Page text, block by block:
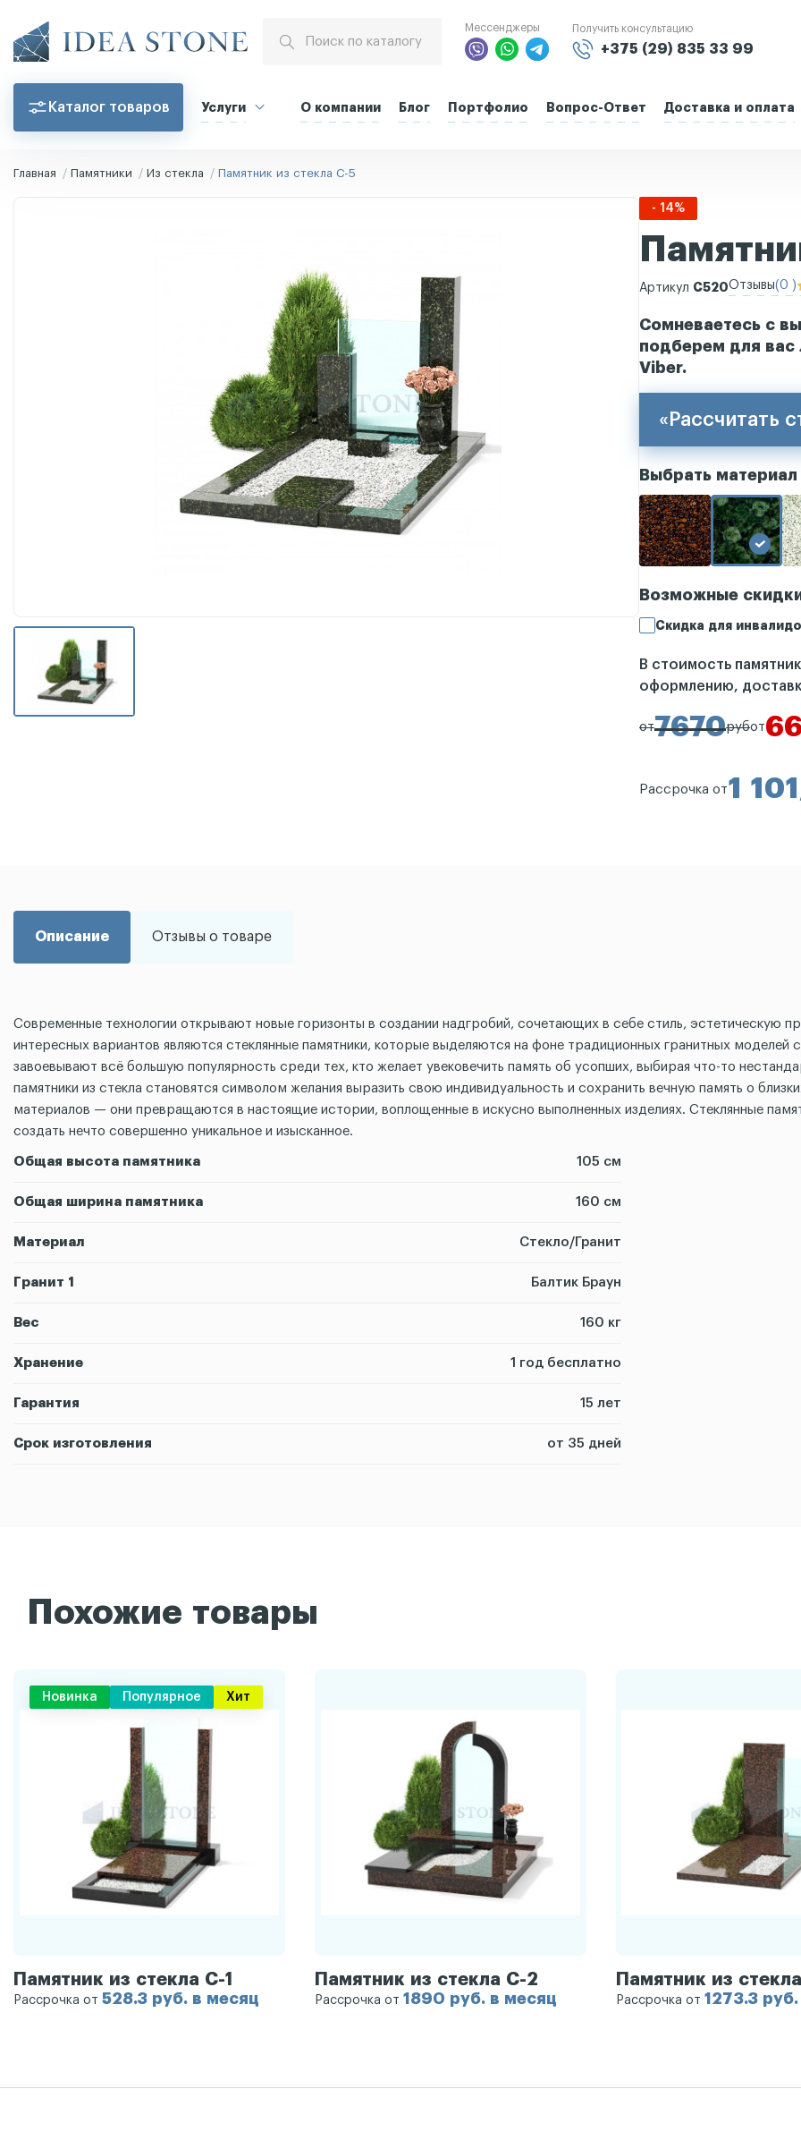
Мессенджеры Получить консультацию
+375 (29) 835 33 99
Каталог товаров Услуги О компании Блог Портфолио Вопрос-Ответ Доставка и оплата
Главная Памятники Из стекла Памятник из стекла С-5
- 14%
Артикул С520Отзывы(0 )
Сомневаетесь с
подберем для вас
Viber.
«Рассчитать
Выбрать материал
Возможные
Скидка для
В стоимость
оформлению,
от7670рубот
Рассрочка от1
Описание Отзывы о товаре
Современные технологии открывают новые горизонты в создании надгробий, сочетающих в себе стиль, эстетическую
интересных вариантов являются стеклянные памятники, которые выделяются на фоне традиционных гранитных моделей
завоевывают всё большую популярность среди тех, кто желает увековечить память об усопших, выбирая что-то
памятники из стекла становятся символом желания выразить свою индивидуальность и сохранить вечную память о
материалов — они превращаются в настоящие истории, воплощенные в искусно выполненных изделиях. Стеклянные
создать нечто совершенно уникальное и изысканное.
Общая высота памятника 105 см
Общая ширина памятника 160 см
Материал Стекло/Гранит
Гранит 1 Балтик Браун
Вес 160 кг
Хранение 1 год бесплатно
Гарантия 15 лет
Срок изготовления от 35 дней
Похожие товары
Новинка Популярное Хит
Памятник из стекла С-1
Рассрочка от 528.3 руб. в месяц
Памятник из стекла С-2
Рассрочка от 1890 руб. в месяц
Памятник из
Рассрочка от 1273.3